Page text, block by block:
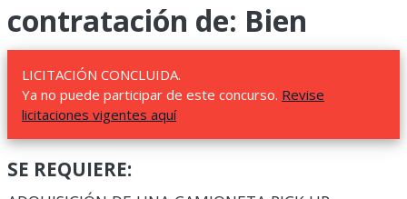
contratación de: Bien
LICITACIÓN CONCLUIDA.
Ya no puede participar de este concurso. Revise
licitaciones vigentes aquí
SE REQUIERE: